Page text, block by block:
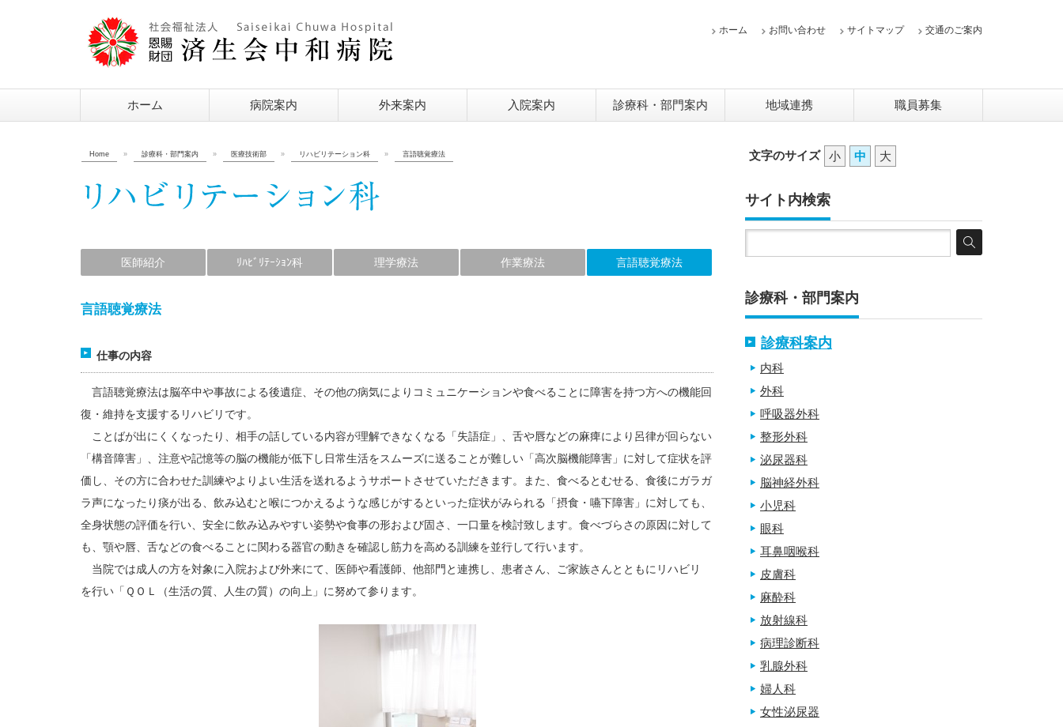
ホーム お問い合わせ サイトマップ 交通のご案内
ホーム 病院案内 外来案内 入院案内 診療科・部門案内 地域連携 職員募集
Home » 診療科・部門案内 » 医療技術部 » リハビリテーション科 » 言語聴覚療法
医師紹介 ﾘﾊﾋﾞﾘﾃｰｼｮﾝ科 理学療法 作業療法 言語聴覚療法
言語聴覚療法
仕事の内容
言語聴覚療法は脳卒中や事故による後遺症、その他の病気によりコミュニケーションや食べることに障害を持つ方への機能回
復・維持を支援するリハビリです。
ことばが出にくくなったり、相手の話している内容が理解できなくなる「失語症」、舌や唇などの麻痺により呂律が回らない
「構音障害」、注意や記憶等の脳の機能が低下し日常生活をスムーズに送ることが難しい「高次脳機能障害」に対して症状を評
価し、その方に合わせた訓練やよりよい生活を送れるようサポートさせていただきます。また、食べるとむせる、食後にガラガ
ラ声になったり痰が出る、飲み込むと喉につかえるような感じがするといった症状がみられる「摂食・嚥下障害」に対しても、
全身状態の評価を行い、安全に飲み込みやすい姿勢や食事の形および固さ、一口量を検討致します。食べづらさの原因に対して
も、顎や唇、舌などの食べることに関わる器官の動きを確認し筋力を高める訓練を並行して行います。
当院では成人の方を対象に入院および外来にて、医師や看護師、他部門と連携し、患者さん、ご家族さんとともにリハビリ
を行い「ＱＯＬ（生活の質、人生の質）の向上」に努めて参ります。
文字のサイズ 小 中 大
サイト内検索
診療科・部門案内
診療科案内
内科
外科
呼吸器外科
整形外科
泌尿器科
脳神経外科
小児科
眼科
耳鼻咽喉科
皮膚科
麻酔科
放射線科
病理診断科
乳腺外科
婦人科
女性泌尿器